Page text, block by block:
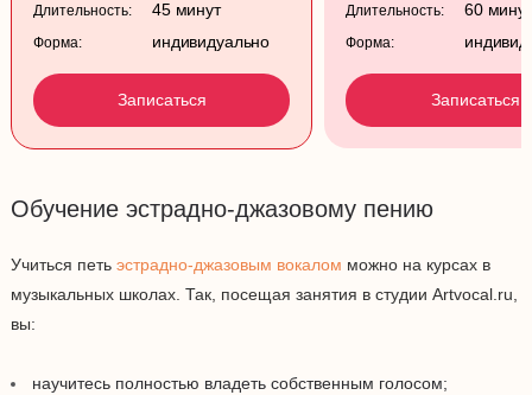
Длительность: 45 минут
Форма: индивидуально
Записаться
Длительность: 60 минут
Форма:
Записаться
Обучение эстрадно-джазовому пению
Учиться петь эстрадно-джазовым вокалом можно на курсах в
музыкальных школах. Так, посещая занятия в студии Artvocal.ru,
вы:
научитесь полностью владеть собственным голосом;